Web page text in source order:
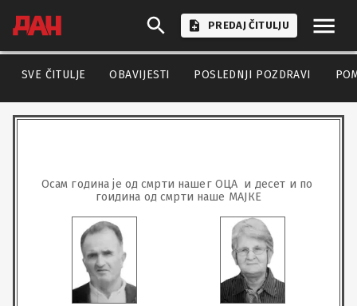
PREDAJ ČITULJU
SVE ČITULJE OBAVIJESTI POSLEDNJI POZDRAVI
Осам година је од смрти нашег ОЦА  и десет и по
гоидина од смрти наше МАЈКЕ